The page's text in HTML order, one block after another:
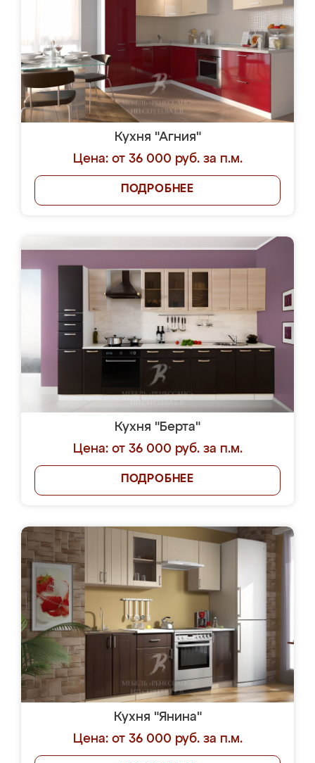
Кухня "Агния"
Цена: от 36 000 руб. за п.м.
ПОДРОБНЕЕ
Кухня "Берта"
Цена: от 36 000 руб. за п.м.
ПОДРОБНЕЕ
Кухня "Янина"
Цена: от 36 000 руб. за п.м.